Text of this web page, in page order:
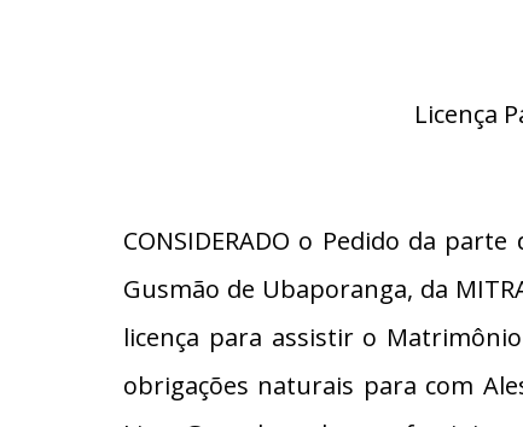
Licença
CONSIDERADO o Pedido da
Gusmão de Ubaporanga, da
licença para assistir o
obrigações naturais para com